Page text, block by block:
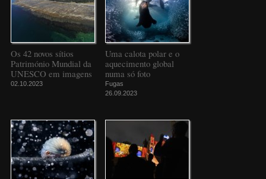
Os 42 novos sítios
Património Mundial da
UNESCO em imagens
02.10.2023
Uma calota polar e o
aquecimento global
numa só foto
Fugas
26.09.2023